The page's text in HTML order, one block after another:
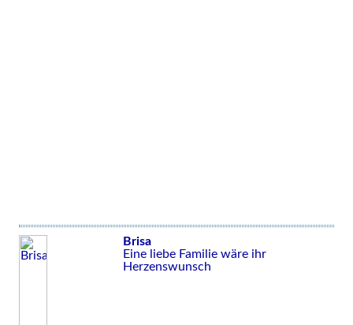
Brisa
Eine liebe Familie wäre ihr
Herzenswunsch